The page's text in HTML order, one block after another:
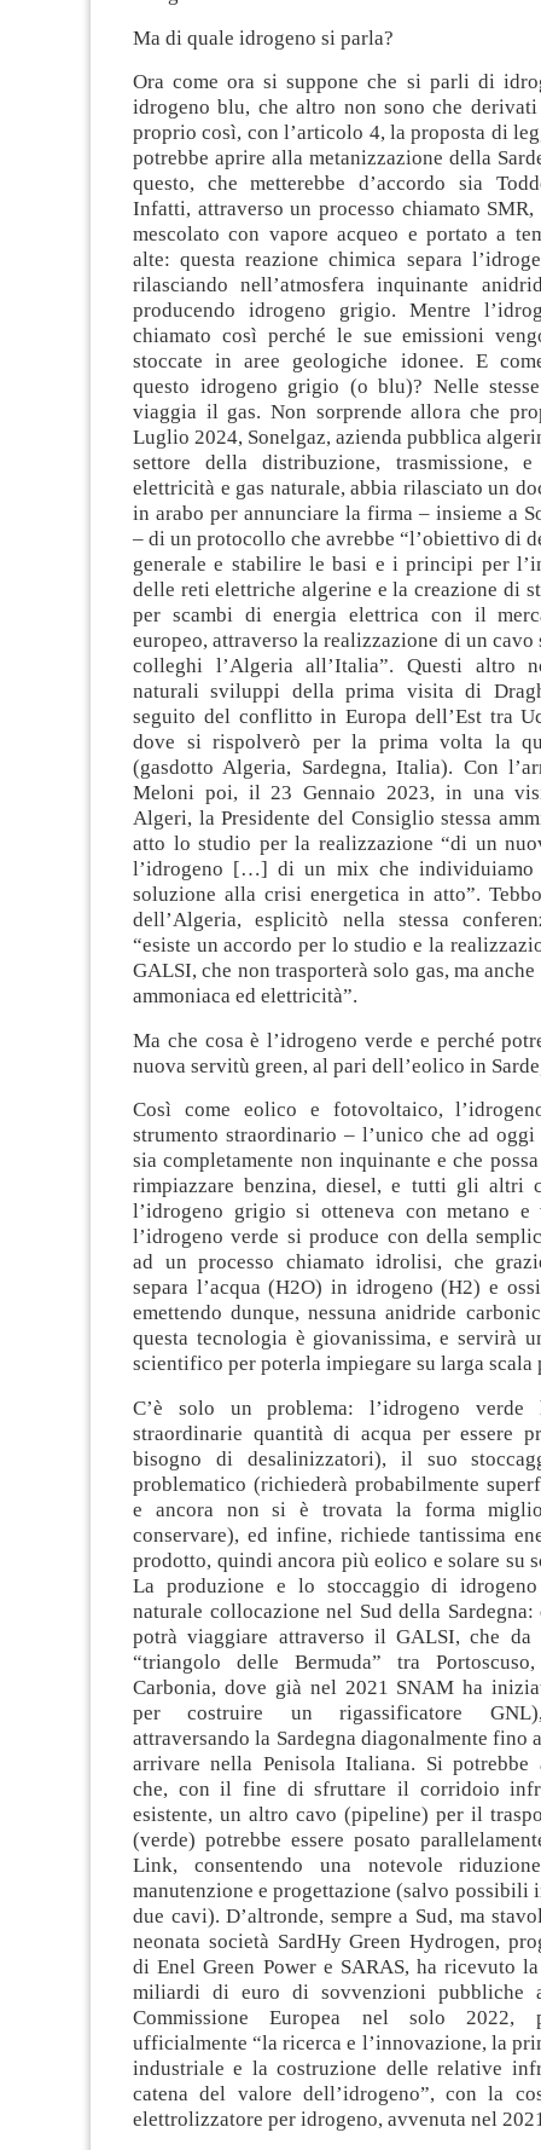
Ma di quale idrogeno si parla?
Ora come ora si suppone che si parli di
idrogeno blu, che altro non sono che
proprio così, con l’articolo 4, la proposta di
potrebbe aprire alla metanizzazione della
questo, che metterebbe d’accordo sia
Infatti, attraverso un processo chiamato
mescolato con vapore acqueo e portato a
alte: questa reazione chimica separa
rilasciando nell’atmosfera inquinante
producendo idrogeno grigio. Mentre
chiamato così perché le sue emissioni
stoccate in aree geologiche idonee. E
questo idrogeno grigio (o blu)? Nelle
viaggia il gas. Non sorprende allora che
Luglio 2024, Sonelgaz, azienda pubblica
settore della distribuzione, trasmissione,
elettricità e gas naturale, abbia rilasciato un
in arabo per annunciare la firma – insieme a
– di un protocollo che avrebbe “l’obiettivo di
generale e stabilire le basi e i principi per
delle reti elettriche algerine e la creazione di
per scambi di energia elettrica con il
europeo, attraverso la realizzazione di un cavo
colleghi l’Algeria all’Italia”. Questi altro
naturali sviluppi della prima visita di
seguito del conflitto in Europa dell’Est tra
dove si rispolverò per la prima volta la
(gasdotto Algeria, Sardegna, Italia). Con
Meloni poi, il 23 Gennaio 2023, in una
Algeri, la Presidente del Consiglio stessa
atto lo studio per la realizzazione “di un
l’idrogeno […] di un mix che individuiamo
soluzione alla crisi energetica in atto”.
dell’Algeria, esplicitò nella stessa
“esiste un accordo per lo studio e la
GALSI, che non trasporterà solo gas, ma
ammoniaca ed elettricità”.
Ma che cosa è l’idrogeno verde e perché
nuova servitù green, al pari dell’eolico in
Così come eolico e fotovoltaico,
strumento straordinario – l’unico che ad oggi
sia completamente non inquinante e che
rimpiazzare benzina, diesel, e tutti gli altri
l’idrogeno grigio si otteneva con metano e
l’idrogeno verde si produce con della
ad un processo chiamato idrolisi, che
separa l’acqua (H2O) in idrogeno (H2) e
emettendo dunque, nessuna anidride
questa tecnologia è giovanissima, e servirà
scientifico per poterla impiegare su larga scala
C’è solo un problema: l’idrogeno
straordinarie quantità di acqua per essere
bisogno di desalinizzatori), il suo
problematico (richiederà probabilmente
e ancora non si è trovata la forma
conservare), ed infine, richiede tantissima
prodotto, quindi ancora più eolico e solare su
La produzione e lo stoccaggio di
naturale collocazione nel Sud della Sardegna:
potrà viaggiare attraverso il GALSI, che da
“triangolo delle Bermuda” tra
Carbonia, dove già nel 2021 SNAM ha
per costruire un rigassificatore
attraversando la Sardegna diagonalmente fino
arrivare nella Penisola Italiana. Si potrebbe
che, con il fine di sfruttare il corridoio
esistente, un altro cavo (pipeline) per il
(verde) potrebbe essere posato
Link, consentendo una notevole
manutenzione e progettazione (salvo possibili
due cavi). D’altronde, sempre a Sud, ma
neonata società SardHy Green Hydrogen,
di Enel Green Power e SARAS, ha ricevuto
miliardi di euro di sovvenzioni pubbliche
Commissione Europea nel solo 2022,
ufficialmente “la ricerca e l’innovazione, la
industriale e la costruzione delle relative
catena del valore dell’idrogeno”, con la
elettrolizzatore per idrogeno, avvenuta nel